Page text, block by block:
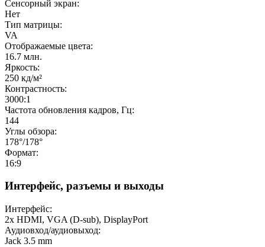
Сенсорный экран:
Нет
Тип матрицы:
VA
Отображаемые цвета:
16.7 млн.
Яркость:
250 кд/м²
Контрастность:
3000:1
Частота обновления кадров, Гц:
144
Углы обзора:
178°/178°
Формат:
16:9
Интерфейс, разъемы и выходы
Интерфейс:
2x HDMI, VGA (D-sub), DisplayPort
Аудиовход/аудиовыход:
Jack 3.5 mm